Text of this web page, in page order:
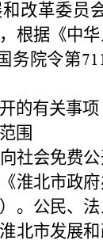
改革委员
根据《中
务院令第
的有关事项
围
社会免费
淮北市政
。公民、
北市发展